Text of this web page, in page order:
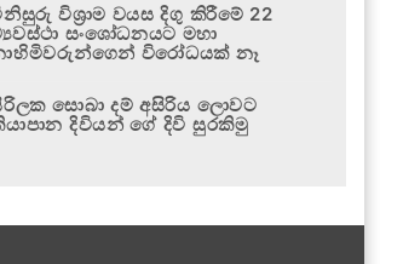
විශ්‍රාම වයස දිගු කිරීමේ 22
සංශෝධනයට මහා
විරෝධයක් නෑ
සොබා දම් අසිරිය ලොවට
දිවියන් ගේ දිවි සුරකිමු